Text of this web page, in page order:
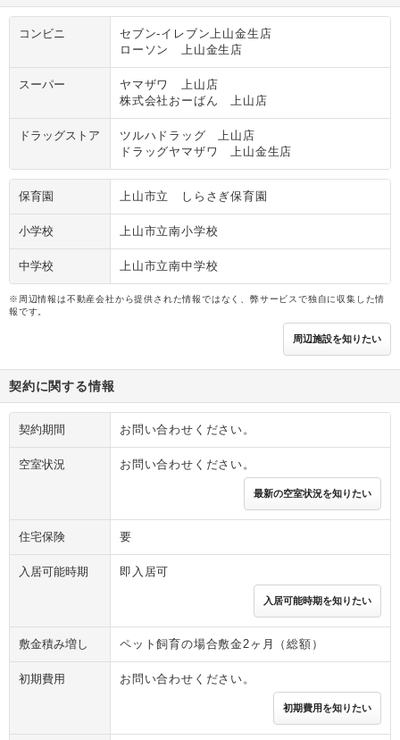
コンビニ
セブン‐イレブン上山金生店
ローソン 上山金生店
スーパー
ヤマザワ 上山店
株式会社おーばん 上山店
ドラッグストア
ツルハドラッグ 上山店
ドラッグヤマザワ 上山金生店
保育園 上山市立 しらさぎ保育園
小学校 上山市立南小学校
中学校 上山市立南中学校
※周辺情報は不動産会社から提供された情報ではなく、弊サービスで独自に収集した情
報です。
周辺施設を知りたい
契約に関する情報
契約期間 お問い合わせください。
空室状況 お問い合わせください。
最新の空室状況を知りたい
住宅保険 要
入居可能時期 即入居可
入居可能時期を知りたい
敷金積み増し ペット飼育の場合敷金2ヶ月（総額）
初期費用 お問い合わせください。
初期費用を知りたい